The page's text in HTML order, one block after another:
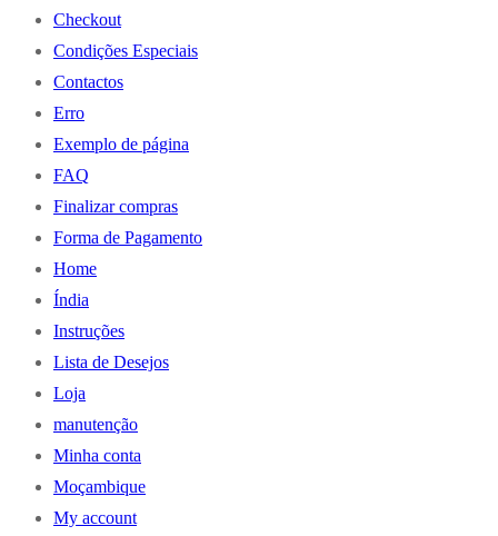
Checkout
Condições Especiais
Contactos
Erro
Exemplo de página
FAQ
Finalizar compras
Forma de Pagamento
Home
Índia
Instruções
Lista de Desejos
Loja
manutenção
Minha conta
Moçambique
My account